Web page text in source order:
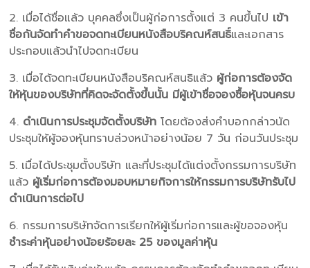
2. เมื่อได้ชื่อแล้ว บุคคลซึ่งเป็นผู้ก่อการตั้งแต่ 3 คนขึ้นไป เข้า
ชื่อกันจัดทำคำขอจดทะเบียนหนังสือบริคณห์สนธิ์และเอกสาร
ประกอบแล้วนำไปจดทะเบียน
3. เมื่อได้จดทะเบียนหนังสือบริคณห์สนธิแล้ว ผู้ก่อการต้องจัด
ให้หุ้นของบริษัทที่คิดจะจัดตั้งขึ้นนั้น มีผู้เข้าชื่อจองซื้อหุ้นจนครบ
4. ดำเนินการประชุมจัดตั้งบริษัท โดยต้องส่งคำบอกกล่าวนัด
ประชุมให้ผู้จองหุ้นทราบล่วงหน้าอย่างน้อย 7 วัน ก่อนวันประชุม
5. เมื่อได้ประชุมตั้งบริษัท และที่ประชุมได้แต่งตั้งกรรมการบริษัท
แล้ว ผู้เริ่มก่อการต้องมอบหมายกิจการให้กรรมการบริษัทรับไป
ดำเนินการต่อไป
6. กรรมการบริษัทจัดการเรียกให้ผู้เริ่มก่อการและผู้ขอจองหุ้น
ชำระค่าหุ้นอย่างน้อยร้อยละ 25 ของมูลค่าหุ้น